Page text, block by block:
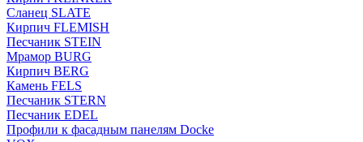
Сланец SLATE
Кирпич FLEMISH
Пес­ча­ник STEIN
Мрамор BURG
Кирпич BERG
Камень FELS
Пес­ча­ник STERN
Пес­ча­ник EDEL
Профили к фасадным панелям Docke